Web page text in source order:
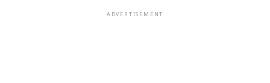
ADVERTISEMENT